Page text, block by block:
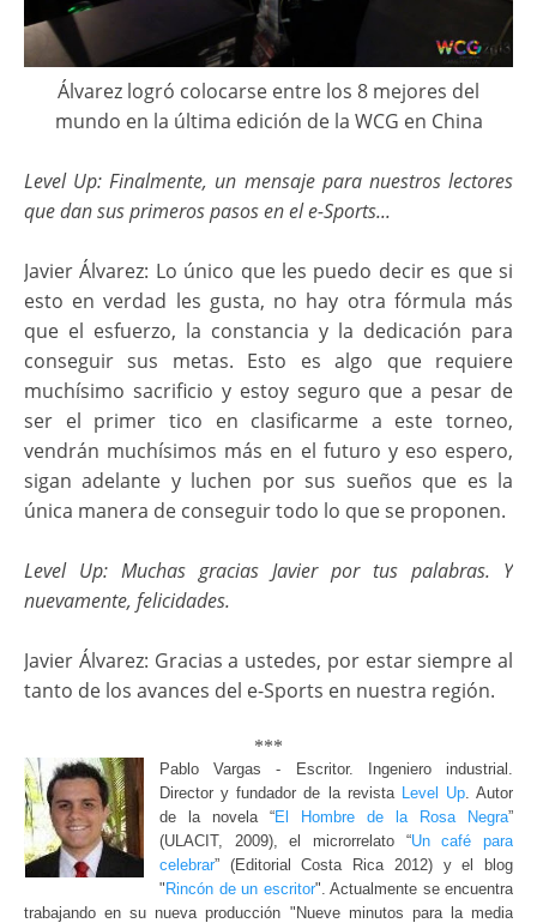
Álvarez logró colocarse entre los 8 mejores del
mundo en la última edición de la WCG en China
Level Up: Finalmente, un mensaje para nuestros lectores
que dan sus primeros pasos en el e-Sports...
Javier Álvarez: Lo único que les puedo decir es que si
esto en verdad les gusta, no hay otra fórmula más
que el esfuerzo, la constancia y la dedicación para
conseguir sus metas. Esto es algo que requiere
muchísimo sacrificio y estoy seguro que a pesar de
ser el primer tico en clasificarme a este torneo,
vendrán muchísimos más en el futuro y eso espero,
sigan adelante y luchen por sus sueños que es la
única manera de conseguir todo lo que se proponen.
Level Up: Muchas gracias Javier por tus palabras. Y
nuevamente, felicidades.
Javier Álvarez: Gracias a ustedes, por estar siempre al
tanto de los avances del e-Sports en nuestra región.
***
Pablo Vargas - Escritor. Ingeniero industrial.
Director y fundador de la revista
Level Up. Autor
de la novela “El Hombre de la Rosa Negra”
(ULACIT, 2009), el microrrelato “Un café para
celebrar” (Editorial Costa Rica 2012) y el blog
" Rincón de un escritor" . Actualmente se encuentra
trabajando en su nueva producción "Nueve minutos para la media